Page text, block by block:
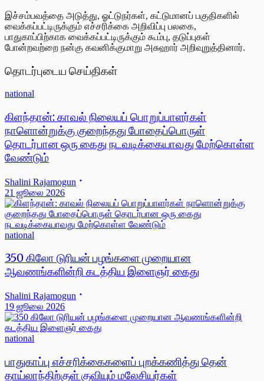
இச்சம்பவத்தை அடுத்து, ஓட்டுநர்கள், கட்டுமானப் பகுதிகளில்
வைக்கப்பட்டிருக்கும் எச்சரிக்கை அறிவிப்பு பலகை,
பாதுகாப்பிற்காக வைக்கப்பட்டிருக்கும் கூம்பு, தடுப்புகள்
போன்றவற்றை நன்கு கவனிக்குமாறு அசுஹார் அறிவுறுத்தினார்.
தொடர்புடைய செய்திகள்
national
கிளந்தான்: காவல் நிலையப் பொறுப்பாளர்கள்
நாளொன்றுக்கு குறைந்தது போதைப்பொருள்
தொடர்பான ஒரு கைது நடவடிக்கையாவது மேற்கொள்ள
வேண்டும்
Shalini Rajamogun
21 ஜூலை 2026
national
350 கிலோ டுரியன் பழங்களை முறையான
ஆவணங்களின்றி கடத்திய இளைஞர் கைது
Shalini Rajamogun
19 ஜூலை 2026
national
பாதுகாப்பு எச்சரிக்கைகளைப் புறக்கணித்து தென்
தாய்லாந்திற்குள் குவியும் மலேசியர்கள்